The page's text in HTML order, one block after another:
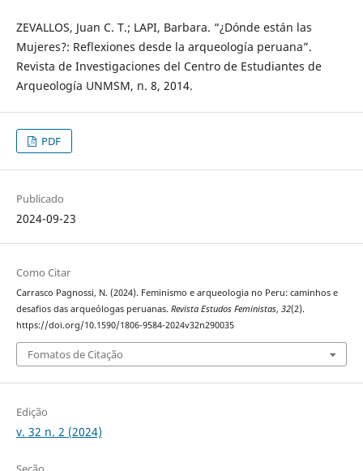
ZEVALLOS, Juan C. T.; LAPI, Barbara. “¿Dónde están las
Mujeres?: Reflexiones desde la arqueología peruana”.
Revista de Investigaciones del Centro de Estudiantes de
Arqueología UNMSM, n. 8, 2014.
PDF
Publicado
2024-09-23
Como Citar
Carrasco Pagnossi, N. (2024). Feminismo e arqueologia no Peru: caminhos e
desafios das arqueólogas peruanas. Revista Estudos Feministas, 32(2).
https://doi.org/10.1590/1806-9584-2024v32n290035
Fomatos de Citação
Edição
v. 32 n. 2 (2024)